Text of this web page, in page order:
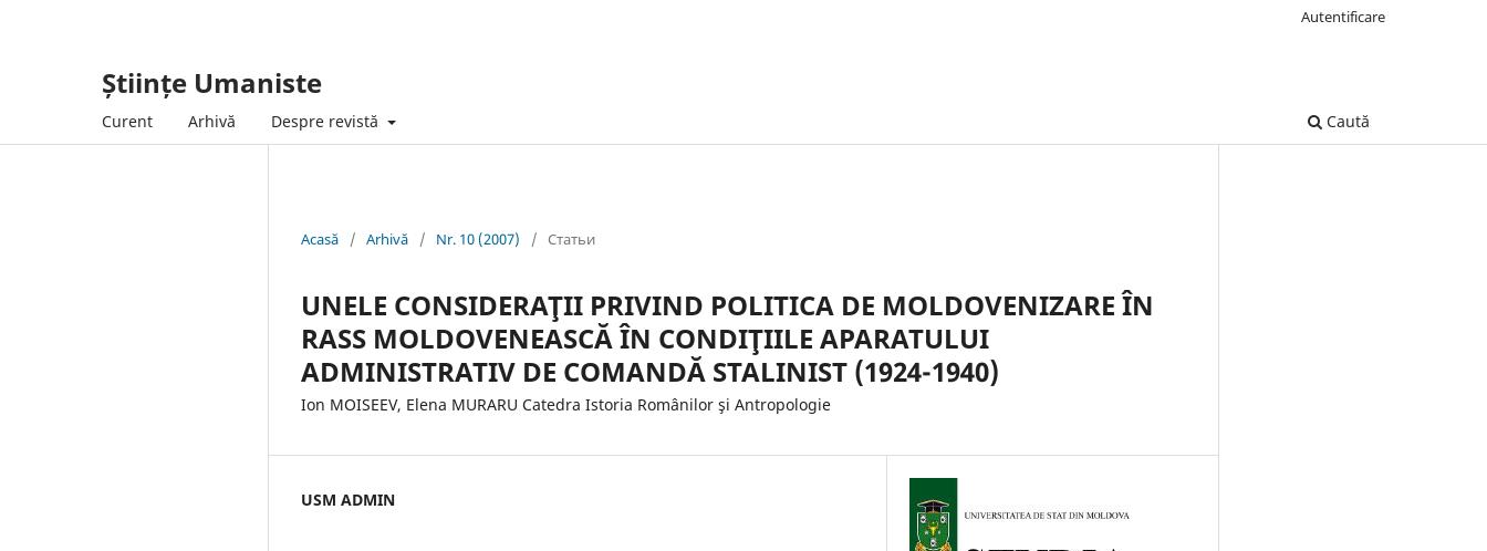
Științe Umaniste
Curent Arhivă Despre revistă Caută
Autentificare
Acasă / Arhivă / Nr. 10 (2007) / Статьи
UNELE CONSIDERAŢII PRIVIND POLITICA DE MOLDOVENIZARE ÎN
RASS MOLDOVENEASCĂ ÎN CONDIŢIILE APARATULUI
ADMINISTRATIV DE COMANDĂ STALINIST (1924-1940)
Ion MOISEEV, Elena MURARU Catedra Istoria Românilor şi Antropologie
USM ADMIN